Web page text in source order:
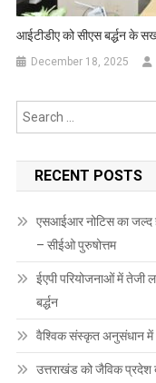
आईटीडीए को सीएस बर्द्धन के
December 18, 2025
RECENT POSTS
एसआईआर नोटिस का जल्द
– सीईओ पुरुषोत्तम
ईएपी परियोजनाओं में तेजी
बर्द्धन
वैश्विक संस्कृत अनुसंधान में
उत्तराखंड को जैविक प्रदेश